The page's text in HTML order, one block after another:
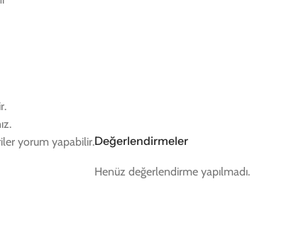
Değerlendirmeler
Henüz değerlendirme yapılmadı.
yorum yapabilir.